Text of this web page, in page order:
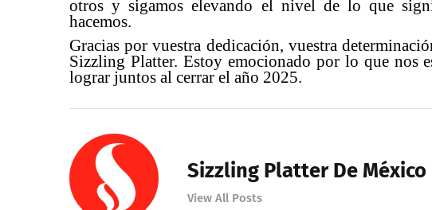
otros y sigamos elevando el nivel de lo que
hacemos.
Gracias por vuestra dedicación, vuestra
Sizzling Platter. Estoy emocionado por lo que nos
lograr juntos al cerrar el año 2025.
Sizzling Platter De México
View All Posts